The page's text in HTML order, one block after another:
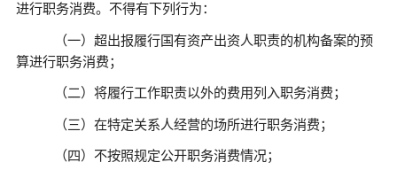
进行职务消费。不得有下列行为：
（一）超出报履行国有资产出资人职责的机构备案的预
算进行职务消费；
（二）将履行工作职责以外的费用列入职务消费；
（三）在特定关系人经营的场所进行职务消费；
（四）不按照规定公开职务消费情况；